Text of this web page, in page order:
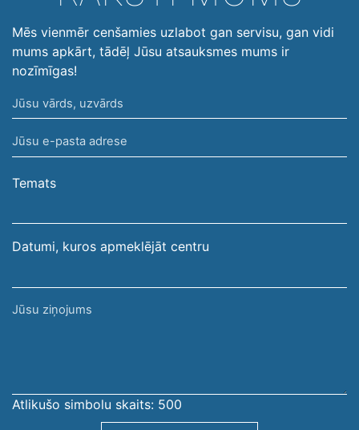
Mēs vienmēr cenšamies uzlabot gan servisu, gan vidi
mums apkārt, tādēļ Jūsu atsauksmes mums ir
nozīmīgas!
Jūsu
vārds,
uzvārds
Jūsu
e-
pasta
Temats
Datumi, kuros apmeklējāt centru
Jūsu
Atlikušo simbolu skaits: 500